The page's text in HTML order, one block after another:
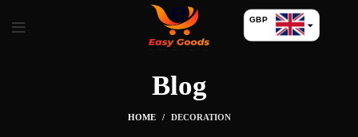
GBP
Blog
HOME DECORATION